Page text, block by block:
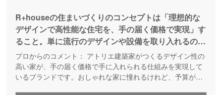
R+houseの住まいづくりのコンセプトは「理想的な
デザインで高性能な住宅を、手の届く価格で実現」す
ること。単に流行のデザインや設備を取り入れるので
はなく、飽きのこない普遍的なデザインで、快適性・
省エネ性・耐久性を追求し、コストの無駄を省き、身
近に、手軽に感じられる価格で提供する。これが
プロからのコメント： アトリエ建築家がつくるデザイン性の
高い家が、手の届く価格で手に入れられる仕組みを実現して
いるブランドです。おしゃれな家に憧れるけれど、予算が足